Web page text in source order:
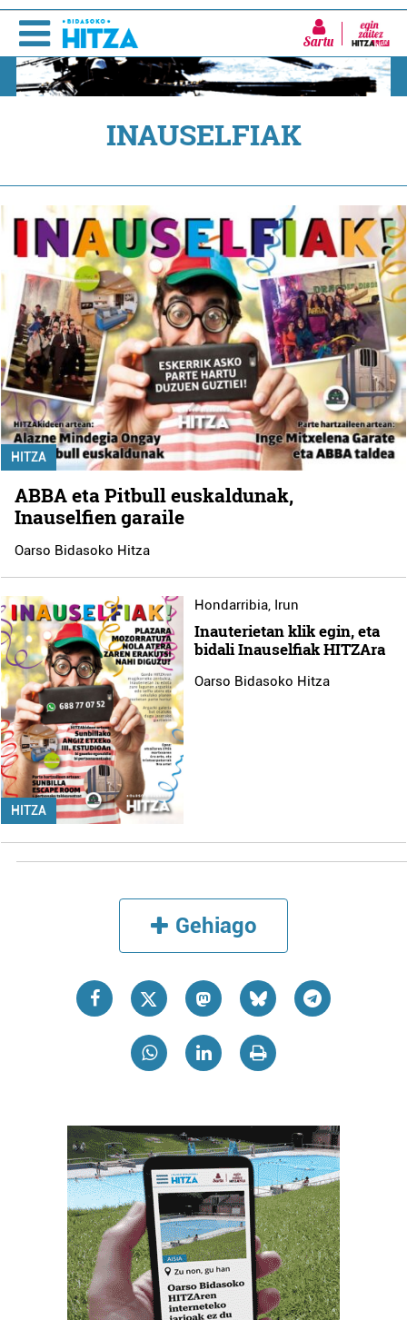
Sartu
INAUSELFIAK
HITZA
ABBA eta Pitbull euskaldunak,
Inauselfien garaile
Oarso Bidasoko Hitza
HITZA
Hondarribia, Irun
Inauterietan klik egin, eta
bidali Inauselfiak HITZAra
Oarso Bidasoko Hitza
Gehiago